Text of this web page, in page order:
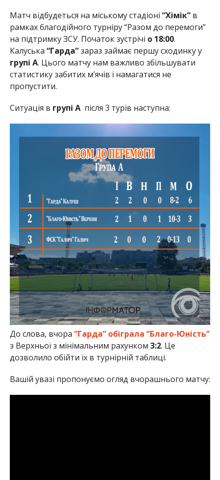
Матч відбудеться на міському стадіоні “Хімік” в
рамках благодійного турніру “Разом до перемоги”
на підтримку ЗСУ. Початок зустрічі о 18:00.
Калуська “Гарда”зараз займає першу сходинку у
групі А. Цього матчу нам важливо збільшувати
статистику забитих м’ячів і намагатися не
пропустити.
Ситуація в групі Апісля 3 турів наступна:
До слова, вчора “Гарда”обіграла “Благо-Юність”
з Верхньої з мінімальним рахунком 3:2. Це
дозволило обійти їх в турнірній таблиці.
Вашій увазі пропонуємо огляд вчорашнього матчу: